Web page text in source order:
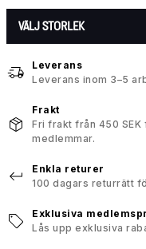
VÄLJ STORLEK
Leverans
Leverans inom 3–5
Frakt
Fri frakt från 450
medlemmar.
Enkla returer
100 dagars returrätt
Exklusiva
Lås upp exklusiva